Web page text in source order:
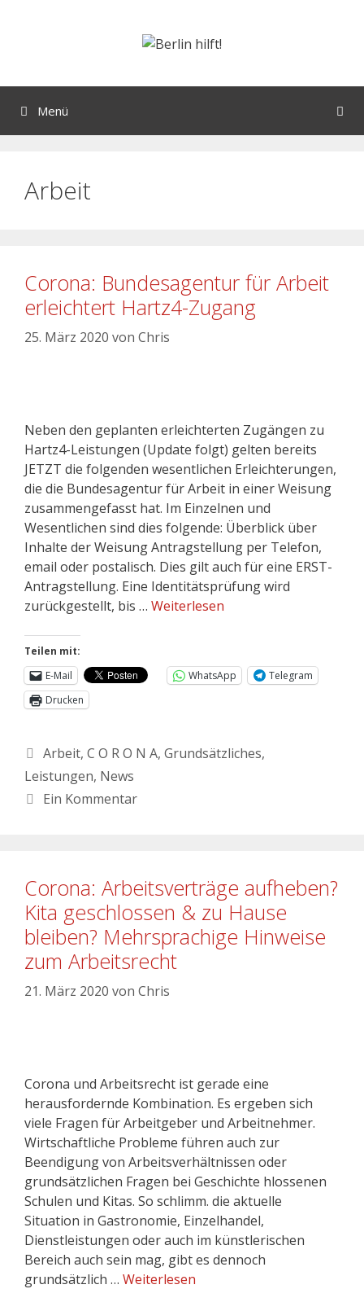
Menü
Arbeit
Corona: Bundesagentur für Arbeit
erleichtert Hartz4-Zugang
25. März 2020 von Chris
Neben den geplanten erleichterten Zugängen zu
Hartz4-Leistungen (Update folgt) gelten bereits
JETZT die folgenden wesentlichen Erleichterungen,
die die Bundesagentur für Arbeit in einer Weisung
zusammengefasst hat. Im Einzelnen und
Wesentlichen sind dies folgende: Überblick über
Inhalte der Weisung Antragstellung per Telefon,
email oder postalisch. Dies gilt auch für eine ERST-
Antragstellung. Eine Identitätsprüfung wird
zurückgestellt, bis … Weiterlesen
Teilen mit:
E-Mail
WhatsApp
Telegram
Drucken
Arbeit, C O R O N A, Grundsätzliches,
Leistungen, News
Ein Kommentar
Corona: Arbeitsverträge aufheben?
Kita geschlossen & zu Hause
bleiben? Mehrsprachige Hinweise
zum Arbeitsrecht
21. März 2020 von Chris
Corona und Arbeitsrecht ist gerade eine
herausfordernde Kombination. Es ergeben sich
viele Fragen für Arbeitgeber und Arbeitnehmer.
Wirtschaftliche Probleme führen auch zur
Beendigung von Arbeitsverhältnissen oder
grundsätzlichen Fragen bei Geschichte hlossenen
Schulen und Kitas. So schlimm. die aktuelle
Situation in Gastronomie, Einzelhandel,
Dienstleistungen oder auch im künstlerischen
Bereich auch sein mag, gibt es dennoch
grundsätzlich … Weiterlesen